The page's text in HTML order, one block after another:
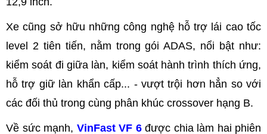
Xe cũng sở hữu những công nghệ hỗ trợ lái cao tốc
level 2 tiên tiến, nằm trong gói ADAS, nổi bật như:
kiểm soát đi giữa làn, kiểm soát hành trình thích ứng,
hỗ trợ giữ làn khẩn cấp... - vượt trội hơn hẳn so với
các đối thủ trong cùng phân khúc crossover hạng B.
Về sức mạnh, VinFast VF 6được chia làm hai phiên